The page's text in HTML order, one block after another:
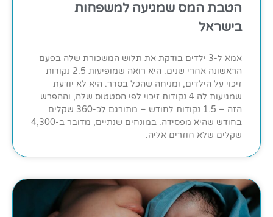
הטבת המס שמגיעה למשפחות
בישראל
אמא ל-3 ילדים בודקת את תלוש המשכורת שלה בפעם
הראשונה אחרי שנים. היא רואה שמופיעות 2.5 נקודות
זיכוי על הילדים, ומניחה שהכל בסדר. היא לא יודעת
שמגיעות לה 4 נקודות זיכוי לפי הסטטוס שלה, וההפרש
הזה – 1.5 נקודות לחודש – מתורגם לכ-360 שקלים
בחודש שהיא מפסידה. במונחים שנתיים, מדובר ב-4,300
שקלים שלא חוזרים אליה.